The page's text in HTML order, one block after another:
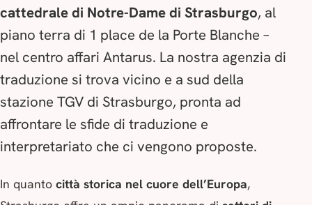
cattedrale di Notre-Dame di Strasburgo, al
piano terra di 1 place de la Porte Blanche –
nel centro affari Antarus. La nostra agenzia di
traduzione si trova vicino e a sud della
stazione TGV di Strasburgo, pronta ad
affrontare le sfide di traduzione e
interpretariato che ci vengono proposte.
In quanto città storica nel cuore dell’Europa,